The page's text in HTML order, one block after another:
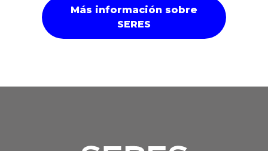
Más información sobre
SERES